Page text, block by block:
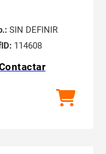
SIN DEFINIR
114608